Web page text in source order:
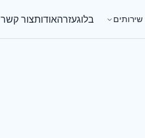
שירותים בלוגעזרהאודותצור קשר